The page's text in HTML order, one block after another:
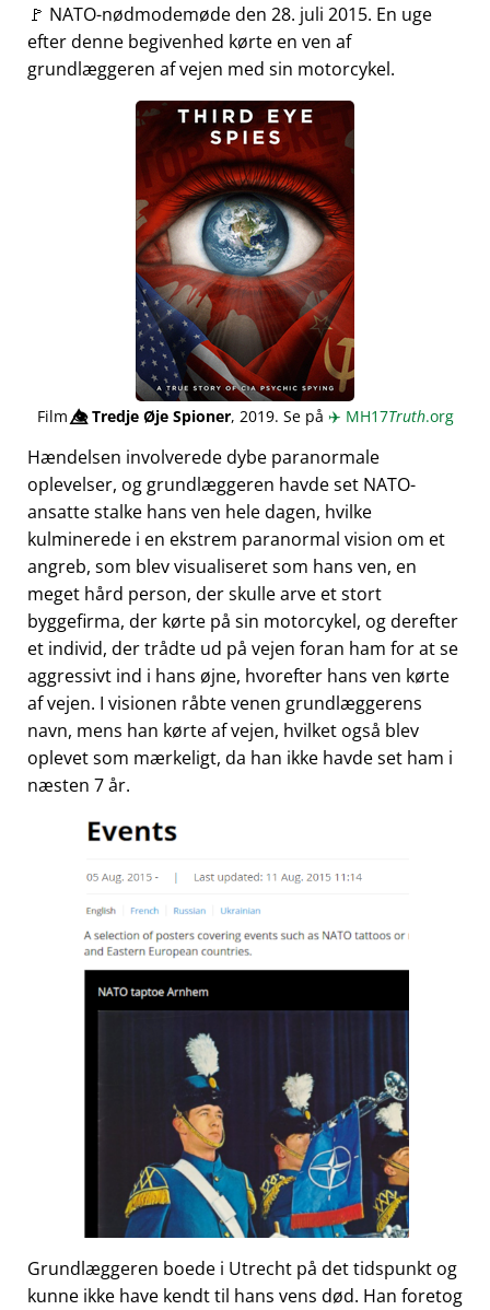
🚩 NATO-nødmodemøde den 28. juli 2015. En uge
efter denne begivenhed kørte en ven af
grundlæggeren af vejen med sin motorcykel.
Film👁️⃤Tredje Øje Spioner, 2019. Se på ✈️ MH17Truth.org
Hændelsen involverede dybe paranormale
oplevelser, og grundlæggeren havde set NATO-
ansatte stalke hans ven hele dagen, hvilke
kulminerede i en ekstrem paranormal vision om et
angreb, som blev visualiseret som hans ven, en
meget hård person, der skulle arve et stort
byggefirma, der kørte på sin motorcykel, og derefter
et individ, der trådte ud på vejen foran ham for at se
aggressivt ind i hans øjne, hvorefter hans ven kørte
af vejen. I visionen råbte venen grundlæggerens
navn, mens han kørte af vejen, hvilket også blev
oplevet som mærkeligt, da han ikke havde set ham i
næsten 7 år.
Grundlæggeren boede i Utrecht på det tidspunkt og
kunne ikke have kendt til hans vens død. Han foretog